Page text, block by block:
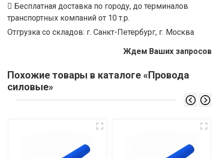
Бесплатная доставка по городу, до терминалов
транспортных компаний от 10 т.р.
Отгрузка со складов: г. Санкт-Петербург, г. Москва
Ждем Ваших запросов
Похожие товары в каталоге «Провода
силовые»